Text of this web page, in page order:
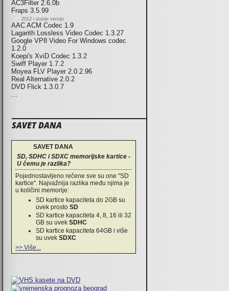
AC3Filter 2.6.0b
Fraps 3.5.99
2012 i starije verzije
AAC ACM Codec 1.9
Lagarith Lossless Video Codec 1.3.27
Google VP8 Video For Windows codec
1.2.0
Koepi's XviD Codec 1.3.2
Swiff Player 1.7.2
Moyea FLV Player 2.0.2.96
Real Alternative 2.0.2
DVD Flick 1.3.0.7
...
SAVET DANA
SAVET DANA
SD, SDHC i SDXC memorijske kartice -
U čemu je razlika?
Pojednostavljeno rečene sve su one "SD
kartice". Najvažnija razlika među njima je
u količini memorije:
SD kartice kapaciteta do 2GB su
uvek prosto SD
SD kartice kapaciteta 4, 8, 16 ili 32
GB su uvek SDHC
SD kartice kapaciteta 64GB i više
su uvek SDXC
>> Više...